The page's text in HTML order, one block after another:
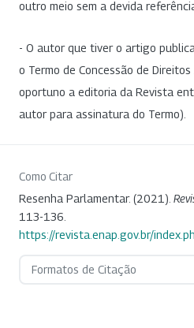
outro meio sem a devida
- O autor que tiver o artigo
o Termo de Concessão de
oportuno a editoria da Revista
autor para assinatura do Termo).
Como Citar
Resenha Parlamentar. (2021).
113-136.
https://revista.enap.gov.br/
Formatos de Citação